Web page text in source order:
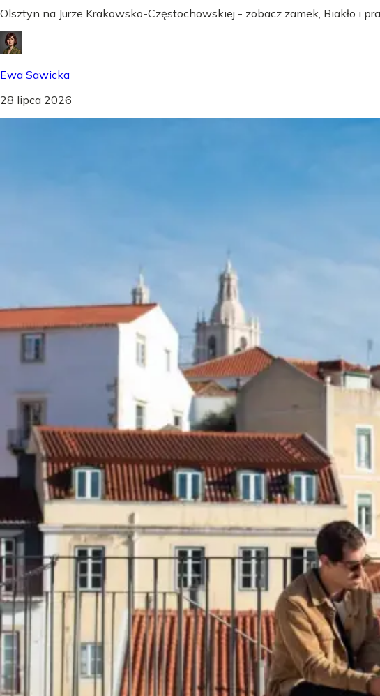
Olsztyn na Jurze Krakowsko-Częstochowskiej - zobacz zamek, Biakło i
Ewa Sawicka
28 lipca 2026